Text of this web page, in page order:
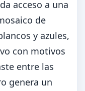
acceso a una
de
y azules,
con motivos
entre las
genera un